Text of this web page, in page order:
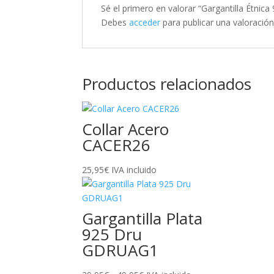
Sé el primero en valorar “Gargantilla Étnica
Debesacceder para publicar una
Productos relacionados
Collar Acero
CACER26
25,95€ IVA incluido
Gargantilla Plata
925 Dru
GDRUAG1